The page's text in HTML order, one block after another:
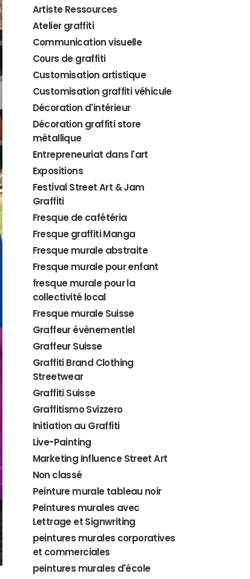
Artiste Ressources
Atelier graffiti
Communication visuelle
Cours de graffiti
Customisation artistique
Customisation graffiti véhicule
Décoration d'intérieur
Décoration graffiti store
métallique
Entrepreneuriat dans l'art
Expositions
Festival Street Art & Jam
Graffiti
Fresque de cafétéria
Fresque graffiti Manga
Fresque murale abstraite
Fresque murale pour enfant
fresque murale pour la
collectivité local
Fresque murale Suisse
Graffeur évènementiel
Graffeur Suisse
Graffiti Brand Clothing
Streetwear
Graffiti Suisse
Graffitismo Svizzero
Initiation au Graffiti
Live-Painting
Marketing Influence Street Art
Non classé
Peinture murale tableau noir
Peintures murales avec
Lettrage et Signwriting
peintures murales corporatives
et commerciales
peintures murales d'école